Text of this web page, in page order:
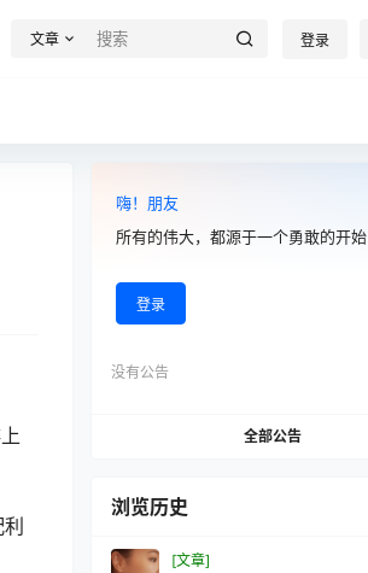
文章 登录
嗨！朋友
所有的伟大，都源于一个勇敢的开始
登录
没有公告
全部公告
浏览历史
[文章]